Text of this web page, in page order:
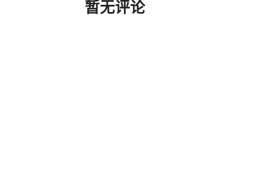
暂无评论